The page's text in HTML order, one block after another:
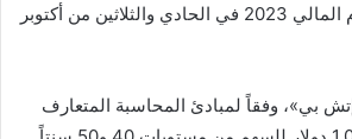
ومن المقرر انتهاء العام المالي 2023 في الحادي والثلاثين من أكتوبر
بي»، وفقاً لمبادئ المحاسبة المتعارف